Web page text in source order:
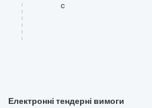
c
Електронні тендерні вимоги